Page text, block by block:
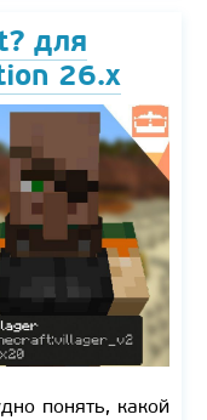
для
26.x
понять, какой